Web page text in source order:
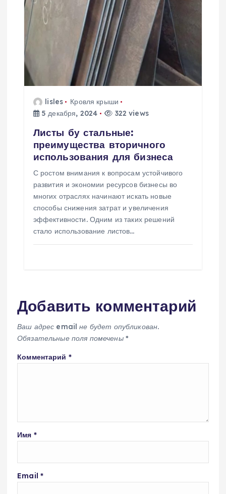
lisles
Кровля крыши
5 декабря, 2024
322 views
Листы бу стальные:
преимущества вторичного
использования для бизнеса
С ростом внимания к вопросам устойчивого
развития и экономии ресурсов бизнесы во
многих отраслях начинают искать новые
способы снижения затрат и увеличения
эффективности. Одним из таких решений
стало использование листов…
Добавить комментарий
Ваш адрес email не будет опубликован.
Обязательные поля помечены *
Комментарий *
Имя *
Email *